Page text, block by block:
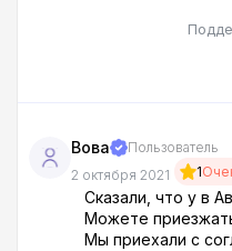
таких
Вова
Пользователь
2 октября 2021
1
Сказали, что у в
Можете
Мы приехали с